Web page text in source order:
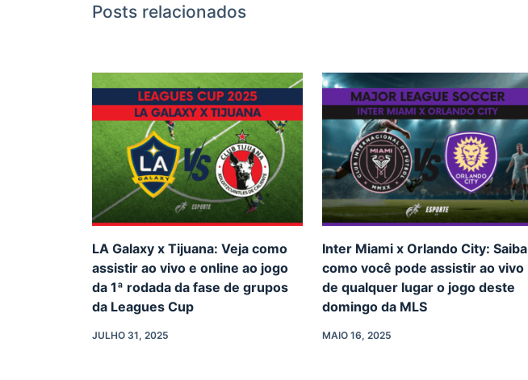
Posts relacionados
LA Galaxy x Tijuana: Veja como
assistir ao vivo e online ao jogo
da 1ª rodada da fase de grupos
da Leagues Cup
JULHO 31, 2025
Inter Miami x Orlando City: Saiba
como você pode assistir ao vivo
de qualquer lugar o jogo deste
domingo da MLS
MAIO 16, 2025